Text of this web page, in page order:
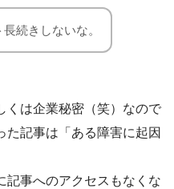
続きしないな。
くは企業秘密（笑）なので
た記事は「ある障害に起因
記事へのアクセスもなくな